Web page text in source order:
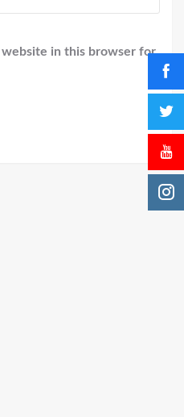
website in this browser for